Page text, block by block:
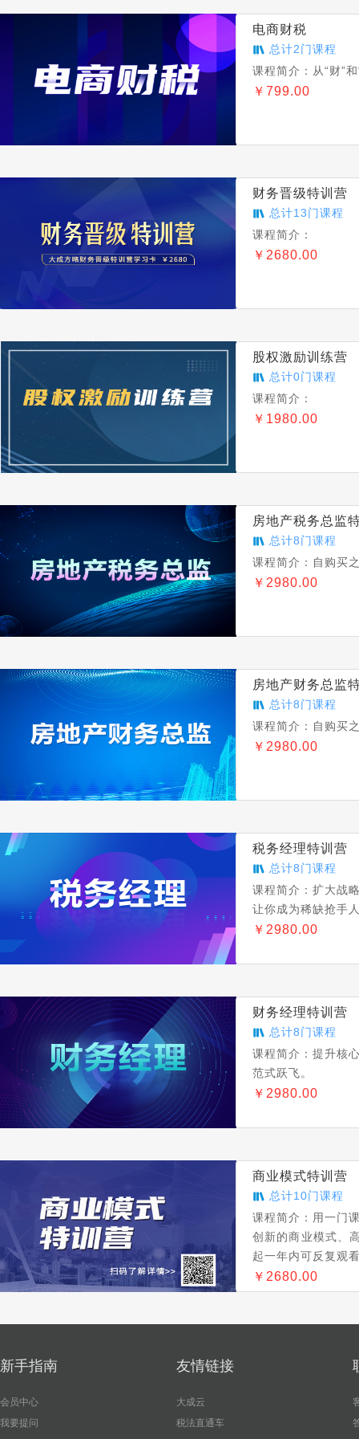
电商财税
总计2门课程
课程简介： 从“财”
￥ 799.00
财务晋级特训营
总计13门课程
课程简介：
￥ 2680.00
股权激励训练营
总计0门课程
课程简介：
￥ 1980.00
房地产税务总监
总计8门课程
课程简介： 自购买
￥ 2980.00
房地产财务总监
总计8门课程
课程简介： 自购买
￥ 2980.00
税务经理特训营
总计8门课程
课程简介： 扩大战
让你成为稀缺抢手
￥ 2980.00
财务经理特训营
总计8门课程
课程简介： 提升核
范式跃飞。
￥ 2980.00
商业模式特训营
总计10门课程
课程简介： 用一门
创新的商业模式、
起一年内可反复观
￥ 2680.00
新手指南
会员中心
我要提问
友情链接
大成云
税法直通车